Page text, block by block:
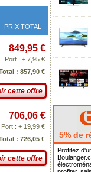
PRIX TOTAL
849,95 €
Port : + 7,95 €
: 857,90 €
cette offre
706,06 €
Port : + 19,99 €
: 726,05 €
cette offre
5% de
Profitez